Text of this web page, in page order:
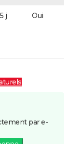
5 j Oui
par e-